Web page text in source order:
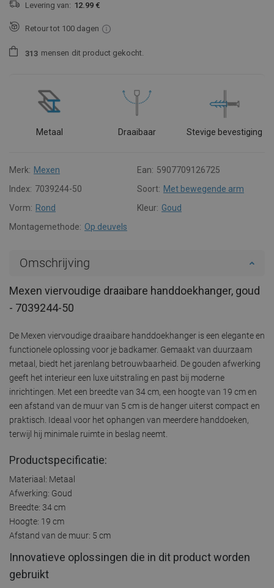
Levering van: 12.99 €
Retour tot 100 dagen
31 3 mensen dit product gekocht.
Metaal Draaibaar Stevige bevestiging
Merk: Mexen Ean: 5907709126725
Index: 7039244-50 Soort: Met bewegende arm
Vorm: Rond Kleur: Goud
Montagemethode: Op deuvels
Omschrijving
Mexen viervoudige draaibare handdoekhanger, goud
- 7039244-50
De Mexen viervoudige draaibare handdoekhanger is een elegante en
functionele oplossing voor je badkamer. Gemaakt van duurzaam
metaal, biedt het jarenlang betrouwbaarheid. De gouden afwerking
geeft het interieur een luxe uitstraling en past bij moderne
inrichtingen. Met een breedte van 34 cm, een hoogte van 19 cm en
een afstand van de muur van 5 cm is de hanger uiterst compact en
praktisch. Ideaal voor het ophangen van meerdere handdoeken,
terwijl hij minimale ruimte in beslag neemt.
Productspecificatie:
Materiaal: Metaal
Afwerking: Goud
Breedte: 34 cm
Hoogte: 19 cm
Afstand van de muur: 5 cm
Innovatieve oplossingen die in dit product worden
gebruikt